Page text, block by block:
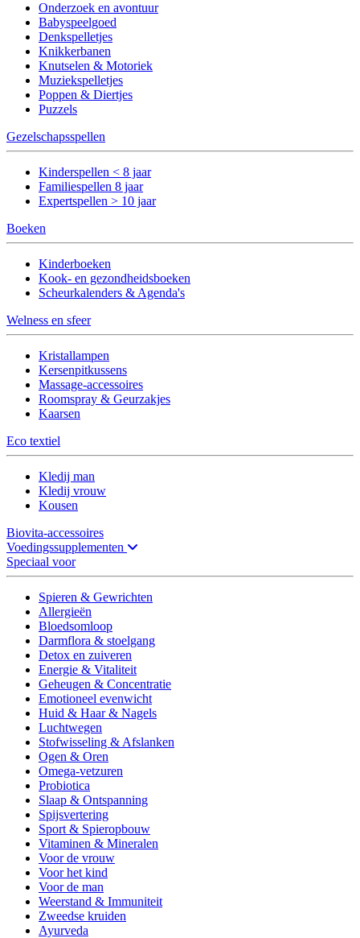
Onderzoek en avontuur
Babyspeelgoed
Denkspelletjes
Knikkerbanen
Knutselen & Motoriek
Muziekspelletjes
Poppen & Diertjes
Puzzels
Gezelschapsspellen
Kinderspellen < 8 jaar
Familiespellen 8 jaar
Expertspellen > 10 jaar
Boeken
Kinderboeken
Kook- en gezondheidsboeken
Scheurkalenders & Agenda's
Welness en sfeer
Kristallampen
Kersenpitkussens
Massage-accessoires
Roomspray & Geurzakjes
Kaarsen
Eco textiel
Kledij man
Kledij vrouw
Kousen
Biovita-accessoires
Voedingssupplementen
Speciaal voor
Spieren & Gewrichten
Allergieën
Bloedsomloop
Darmflora & stoelgang
Detox en zuiveren
Energie & Vitaliteit
Geheugen & Concentratie
Emotioneel evenwicht
Huid & Haar & Nagels
Luchtwegen
Stofwisseling & Afslanken
Ogen & Oren
Omega-vetzuren
Probiotica
Slaap & Ontspanning
Spijsvertering
Sport & Spieropbouw
Vitaminen & Mineralen
Voor de vrouw
Voor het kind
Voor de man
Weerstand & Immuniteit
Zweedse kruiden
Ayurveda